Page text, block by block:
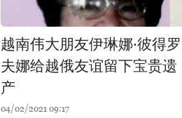
越南伟大朋友伊琳娜·彼得罗
夫娜给越俄友谊留下宝贵遗
产
04/02/2021 09:17